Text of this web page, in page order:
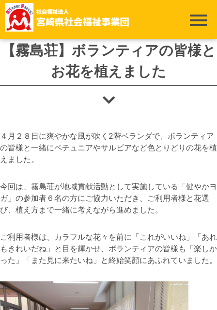
ホーム>霧島荘>【霧島荘】ボランティアの皆様とお花を植えました
【霧島荘】ボランティアの皆様と
お花を植えました
４月２８日に爽やかな風が吹く2階ベランダで、ボランティア
の皆様と一緒にペチュニアやサルビアなど色とりどりの花を植
えました。
今回は、霧島荘が地域貢献活動として実施している「健やかヨ
ガ」の参加者６名の方にご協力いただき、ご利用者様と花選
び、植え方まで一緒に考えながら進めました。
ご利用者様は、カラフルな花々を前に「これがいいね」「あれ
もきれいだね」と目を輝かせ、ボランティアの皆様も「楽しか
った」「また見に来たいね」と終始笑顔にあふれていました。